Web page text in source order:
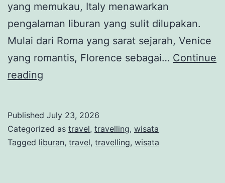
yang memukau, Italy menawarkan
pengalaman liburan yang sulit dilupakan.
Mulai dari Roma yang sarat sejarah, Venice
yang romantis, Florence sebagai… Continue
reading
Italy,
Tempat
Published July 23, 2026
Categorized as travel, travelling, wisata
Tagged liburan, travel, travelling, wisata